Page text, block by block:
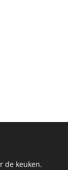
de keuken.